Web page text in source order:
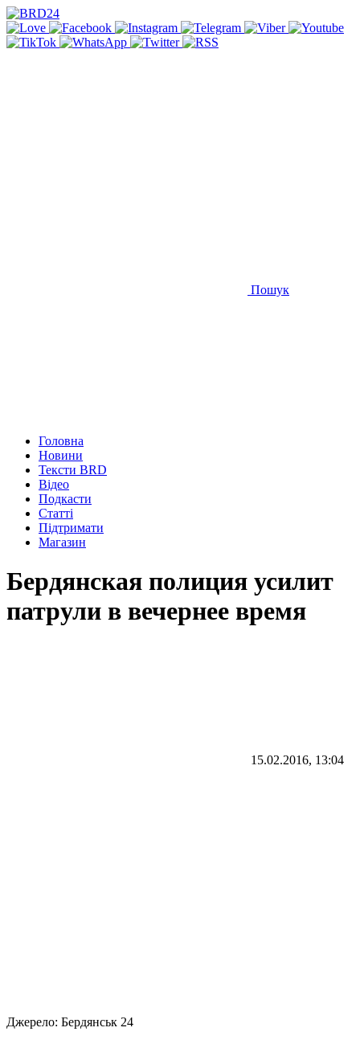
Пошук
Головна
Новини
Тексти BRD
Відео
Подкасти
Статті
Підтримати
Магазин
Бердянская полиция усилит
патрули в вечернее время
15.02.2016, 13:04
Джерело: Бердянськ 24